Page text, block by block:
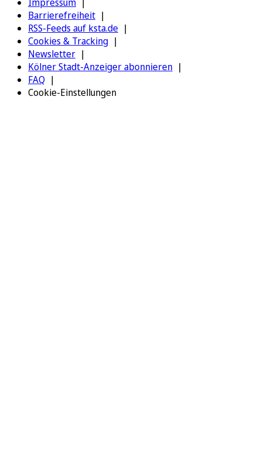
Barrierefreiheit
RSS-Feeds auf ksta.de
Cookies & Tracking
Newsletter
Kölner Stadt-Anzeiger abonnieren
FAQ
Cookie-Einstellungen